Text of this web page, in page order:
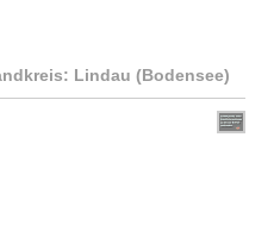
Lindau (Bodensee)